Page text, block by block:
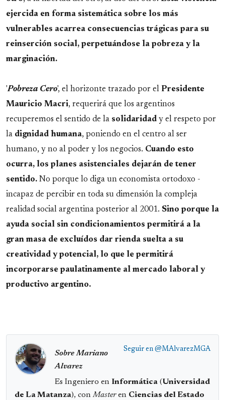
ejercida en forma sistemática sobre los más
vulnerables acarrea consecuencias trágicas para su
reinserción social, perpetuándose la pobreza y la
marginación.
'Pobreza Cero', el horizonte trazado por el Presidente
Mauricio Macri, requerirá que los argentinos
recuperemos el sentido de la solidaridad y el respeto por
la dignidad humana, poniendo en el centro al ser
humano, y no al poder y los negocios. Cuando esto
ocurra, los planes asistenciales dejarán de tener
sentido. No porque lo diga un economista ortodoxo -
incapaz de percibir en toda su dimensión la compleja
realidad social argentina posterior al 2001. Sino porque la
ayuda social sin condicionamientos permitirá a la
gran masa de excluídos dar rienda suelta a su
creatividad y potencial, lo que le permitirá
incorporarse paulatinamente al mercado laboral y
productivo argentino.
Seguir en @MAlvarezMGA
Sobre Mariano
Alvarez
Es Ingeniero en Informática (Universidad
de La Matanza), conMasteren Ciencias del Estado